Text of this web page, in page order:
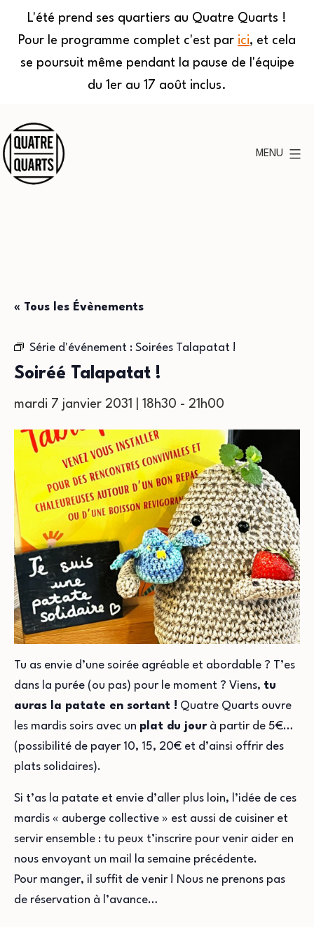
L'été prend ses quartiers au Quatre Quarts !
Pour le programme complet c'est par ici, et cela
se poursuit même pendant la pause de l'équipe
du 1er au 17 août inclus.
au
contenu
MENU
« Tous les Évènements
Série d'événement : Soirées Talapatat !
Soiréé Talapatat !
mardi 7 janvier 2031 | 18h30 - 21h00
Tu as envie d’une soirée agréable et abordable ? T’es
dans la purée (ou pas) pour le moment ? Viens, tu
auras la patate en sortant ! Quatre Quarts ouvre
les mardis soirs avec un plat du jourà partir de 5€…
(possibilité de payer 10, 15, 20€ et d’ainsi offrir des
plats solidaires).
Si t’as la patate et envie d’aller plus loin, l’idée de ces
mardis « auberge collective » est aussi de cuisiner et
servir ensemble : tu peux t’inscrire pour venir aider en
nous envoyant un mail la semaine précédente.
Pour manger, il suffit de venir ! Nous ne prenons pas
de réservation à l’avance…